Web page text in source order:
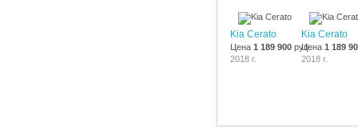
Kia Cerato
Цена 1 189 900 руб.
2018 г.
Kia Cerato
Цена 1 189
2018 г.